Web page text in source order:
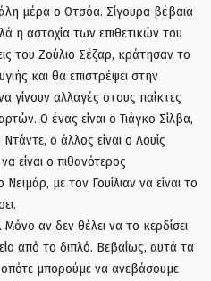
μέρα ο Οτσόα. Σίγουρα βέβαια
η αστοχία των επιθετικών του
του Ζούλιο Σέζαρ, κράτησαν το
και θα επιστρέψει στην
γίνουν αλλαγές στους παίκτες
Ο ένας είναι ο Τιάγκο Σίλβα,
ο άλλος είναι ο Λουίς
είναι ο πιθανότερος
με τον Γουίλιαν να είναι το
Μόνο αν δεν θέλει να το κερδίσει
από το διπλό. Βεβαίως, αυτά τα
μπορούμε να ανεβάσουμε